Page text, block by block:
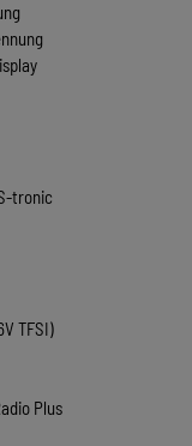
tronic
TFSI)
Plus